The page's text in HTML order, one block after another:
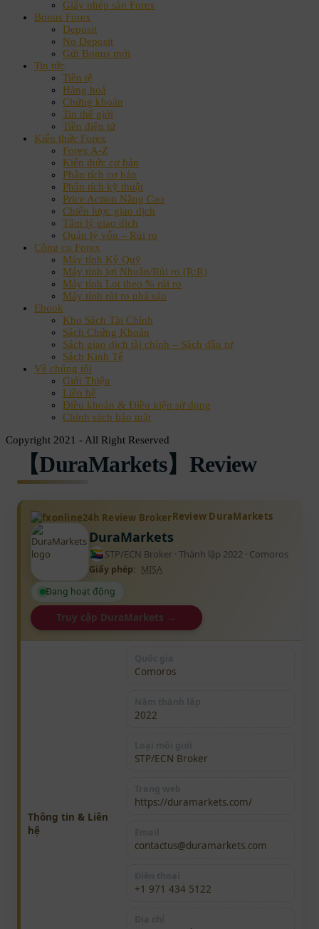
Giấy phép sàn Forex
Bonus Forex
Deposit
No Deposit
Gửi Bonus mới
Tin tức
Tiền tệ
Hàng hoá
Chứng khoán
Tin thế giới
Tiền điện tử
Kiến thức Forex
Forex A-Z
Kiến thức cơ bản
Phân tích cơ bản
Phân tích kỹ thuật
Price Action Nâng Cao
Chiến lược giao dịch
Tâm lý giao dịch
Quản lý vốn – Rủi ro
Công cụ Forex
Máy tính Ký Quỹ
Máy tính lợi Nhuận/Rủi ro (R:R)
Máy tính Lot theo % rủi ro
Máy tính rủi ro phá sản
Ebook
Kho Sách Tài Chính
Sách Chứng Khoán
Sách giao dịch tài chính – Sách đầu tư
Sách Kinh Tế
Về chúng tôi
Giới Thiệu
Liên hệ
Điều khoản & Điều kiện sử dụng
Chính sách bảo mật
Copyright 2021 - All Right Reserved
【DuraMarkets】Review
Review DuraMarkets
DuraMarkets
STP/ECN Broker · Thành lập 2022 · Comoros
Giấy phép: MISA
Đang hoạt động
Truy cập DuraMarkets →
Thông tin & Liên
hệ
Comoros
2022
STP/ECN Broker
https://duramarkets.com/
contactus@duramarkets.com
+1 971 434 5122